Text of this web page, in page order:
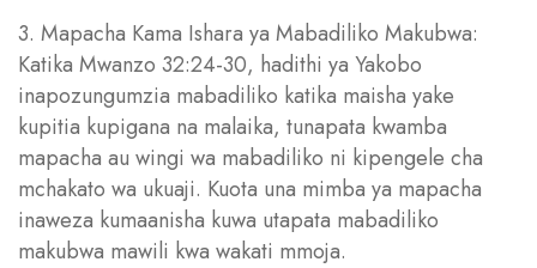
3. Mapacha Kama Ishara ya Mabadiliko Makubwa:
Katika Mwanzo 32:24-30, hadithi ya Yakobo
inapozungumzia mabadiliko katika maisha yake
kupitia kupigana na malaika, tunapata kwamba
mapacha au wingi wa mabadiliko ni kipengele cha
mchakato wa ukuaji. Kuota una mimba ya mapacha
inaweza kumaanisha kuwa utapata mabadiliko
makubwa mawili kwa wakati mmoja.